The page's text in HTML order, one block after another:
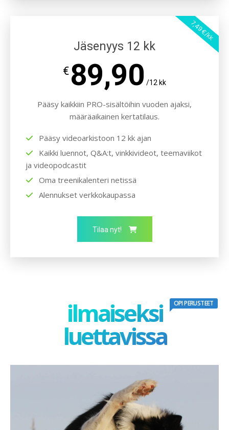
7,49 €/kk
Jäsenyys 12 kk
€ 89,90 /12 kk
Pääsy kaikkiin PRO-sisältöihin vuoden ajaksi,
määräaikainen kertatilaus.
Pääsy videoarkistoon 12 kk ajan
Kaikki luennot, Q&A:t, vinkkivideot, teemaviikot
ja videopodcastit
Oma treenikalenteri netissä
Alennukset verkkokaupassa
Tilaa nyt!
ilmaiseksi
luettavissa
OPI PERUSTEET